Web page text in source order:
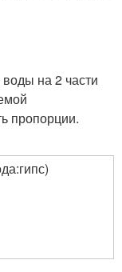
на 2 части
пропорции.